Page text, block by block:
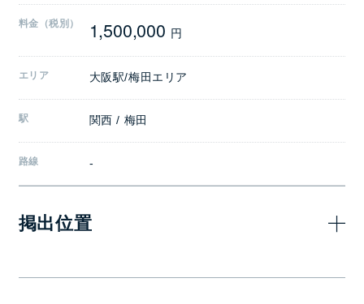
料金（税別） 1,500,000 円
エリア 大阪駅/梅田エリア
駅 関西 / 梅田
路線 -
掲出位置